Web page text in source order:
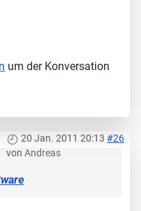
um der Konversation
20 Jan. 2011 20:13 #26
von Andreas